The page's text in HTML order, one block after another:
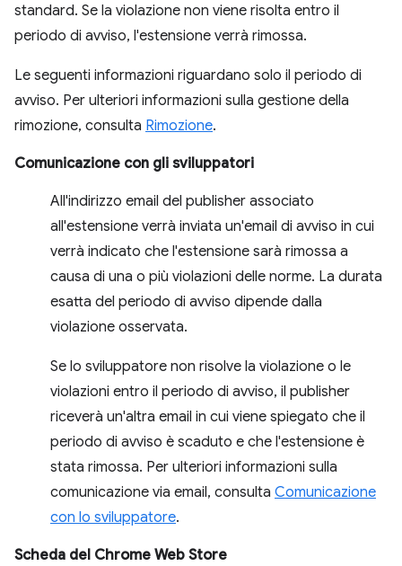
standard. Se la violazione non viene risolta entro il
periodo di avviso, l'estensione verrà rimossa.
Le seguenti informazioni riguardano solo il periodo di
avviso. Per ulteriori informazioni sulla gestione della
rimozione, consulta Rimozione.
Comunicazione con gli sviluppatori
All'indirizzo email del publisher associato
all'estensione verrà inviata un'email di avviso in cui
verrà indicato che l'estensione sarà rimossa a
causa di una o più violazioni delle norme. La durata
esatta del periodo di avviso dipende dalla
violazione osservata.
Se lo sviluppatore non risolve la violazione o le
violazioni entro il periodo di avviso, il publisher
riceverà un'altra email in cui viene spiegato che il
periodo di avviso è scaduto e che l'estensione è
stata rimossa. Per ulteriori informazioni sulla
comunicazione via email, consulta Comunicazione
con lo sviluppatore.
Scheda del Chrome Web Store